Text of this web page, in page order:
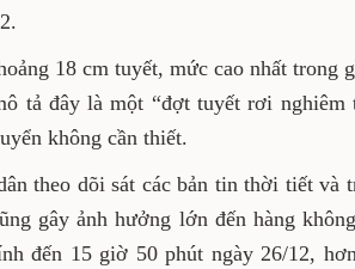
18 cm tuyết, mức cao nhất trong
tả đây là một “đợt tuyết rơi nghiêm
không cần thiết.
theo dõi sát các bản tin thời tiết và
gây ảnh hưởng lớn đến hàng
đến 15 giờ 50 phút ngày 26/12,